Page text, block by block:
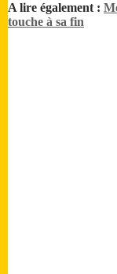
A lire également :
touche à sa fin